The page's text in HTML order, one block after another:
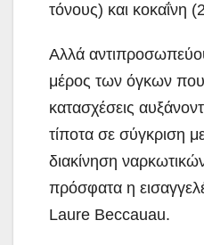
τόνους) και κοκαΐνη
Αλλά
μέρος των όγκων
κατασχέσεις
τίποτα σε σύγκριση
διακίνηση
πρόσφατα η
Laure Beccauau.